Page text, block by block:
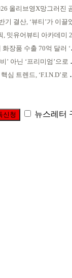
올리브영X망그러진 곰 콜라
기 결산, ‘뷰티’가 이끌
유어뷰티 아카데미 2기 발대식
품 수출 70억 달러 ‘역대 최고’
닌 ‘프리미엄’으로 승부걸어야
트렌드, ‘F.I.N.D’로 읽는다
신청 뉴스레터